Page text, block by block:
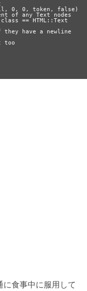
食事中に服用して